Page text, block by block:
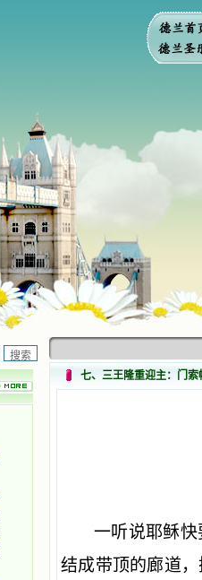
七、三王隆重迎主：门索
一听说耶稣
结成带顶的廊道